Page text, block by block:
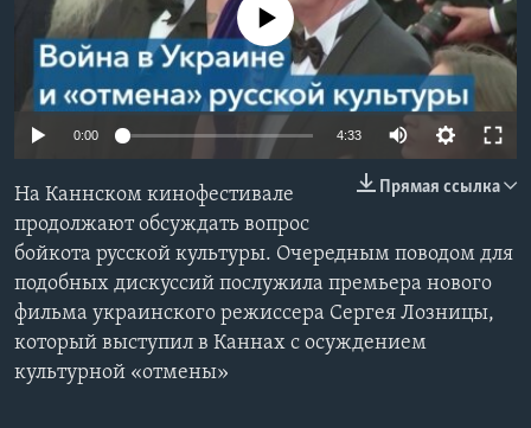
Learning English
СОЦИАЛЬНЫЕ СЕТИ
Языки
No media source currently available
0:00 4:33
Прямая ссылка
На Каннском кинофестивале
продолжают обсуждать вопрос
бойкота русской культуры. Очередным поводом для
подобных дискуссий послужила премьера нового
фильма украинского режиссера Сергея Лозницы,
который выступил в Каннах с осуждением
культурной «отмены»